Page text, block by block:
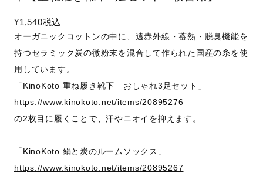
¥1,540税込
オーガニックコットンの中に、遠赤外線・蓄熱・脱臭機能を
持つセラミック炭の微粉末を混合して作られた国産の糸を使
用しています。
「KinoKoto 重ね履き靴下 おしゃれ3足セット」
https://www.kinokoto.net/items/20895276
の2枚目に履くことで、汗やニオイを抑えます。
「KinoKoto 絹と炭のルームソックス」
https://www.kinokoto.net/items/20895267